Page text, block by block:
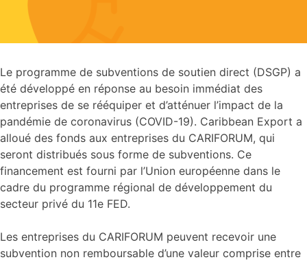
Le programme de subventions de soutien direct (DSGP) a
été développé en réponse au besoin immédiat des
entreprises de se rééquiper et d’atténuer l’impact de la
pandémie de coronavirus (COVID-19). Caribbean Export a
alloué des fonds aux entreprises du CARIFORUM, qui
seront distribués sous forme de subventions. Ce
financement est fourni par l’Union européenne dans le
cadre du programme régional de développement du
secteur privé du 11e FED.
Les entreprises du CARIFORUM peuvent recevoir une
subvention non remboursable d’une valeur comprise entre